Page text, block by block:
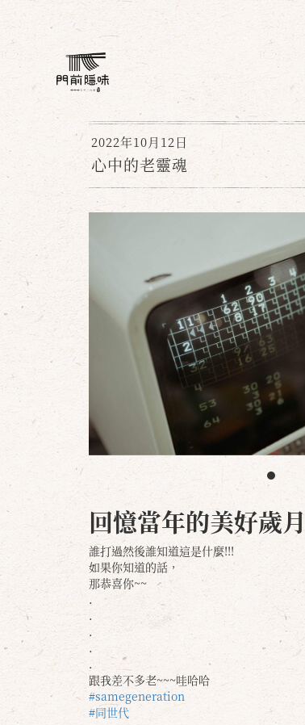
2022年10月12日
心中的老靈魂
回憶當年的美好歲月
誰打過然後誰知道這是什麼!!!
如果你知道的話，
那恭喜你~~
.
.
.
.
.
跟我差不多老~~~哇哈哈
#samegeneration
#同世代